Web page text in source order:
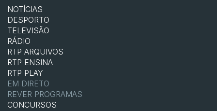
NOTÍCIAS
DESPORTO
TELEVISÃO
RÁDIO
RTP ARQUIVOS
RTP ENSINA
RTP PLAY
EM DIRETO
REVER PROGRAMAS
CONCURSOS